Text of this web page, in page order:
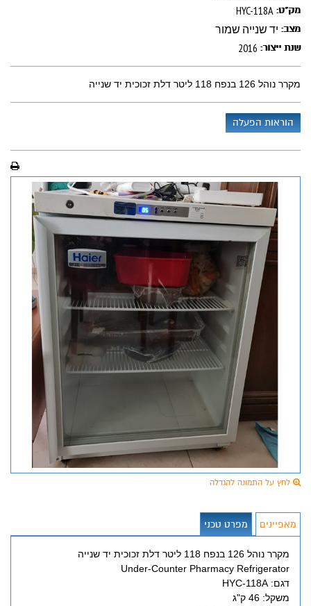
מק"ט: HYC-118A
מצב: יד שנייה שמור
שנת ייצור: 2016
מקרר נוהל 126 בנפח 118 ליטר דלת זכוכית יד שנייה
הוראות הפעלה
לחץ על התמונה להגדלה
מאפיינים מפרט טכני
מקרר נוהל 126 בנפח 118 ליטר דלת זכוכית יד שנייה
Under-Counter Pharmacy Refrigerator
דגם: HYC-118A
משקל: 46 ק"ג